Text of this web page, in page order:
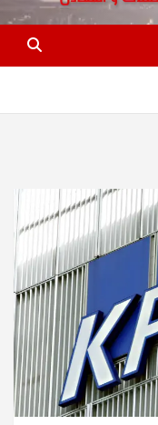
المال و العملات